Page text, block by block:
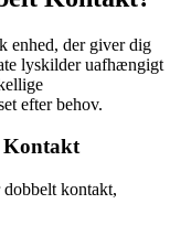
enhed, der giver dig
lyskilder uafhængigt
efter behov.
Kontakt
kontakt,